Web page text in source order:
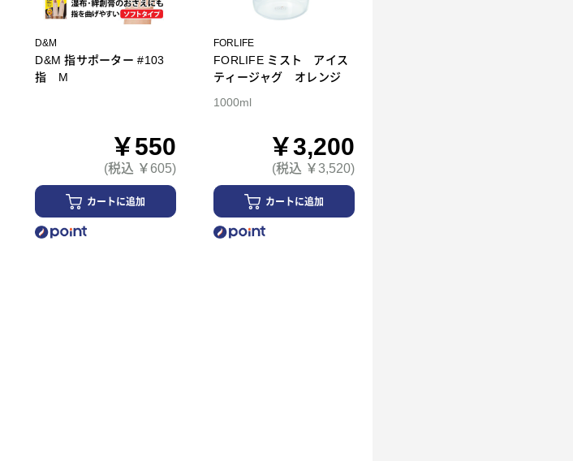
D&M
D&M 指サポーター #103
指 M
￥550
(税込 ￥605)
カートに追加
FORLIFE
FORLIFE ミスト アイス
ティージャグ オレンジ
1000ml
￥3,200
(税込 ￥3,520)
カートに追加